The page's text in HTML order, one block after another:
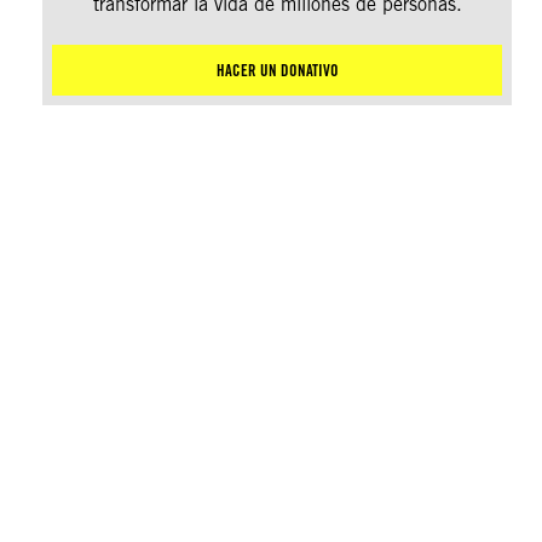
HACER UN DONATIVO